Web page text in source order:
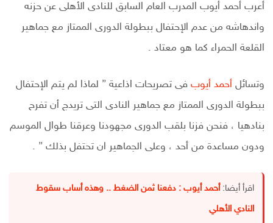
أعرب أحمد أيوب المدرب العام السابق للنادى الأهلى عن حزنه
واندهاشه من عدم الإحتفال ببطولة الدورى الممتاز مع جماهير
القلعة الحمراء كما هو معتاد .
وتسائل أحمد أيوب فى تصريحات اذاعية ” لماذا لم يتم الإحتفال
ببطولة الدورى الممتاز مع جماهير النادى التى تريدج أن تفرح
بنادهيا ، فنحن فزنا بلقب الدورى مجهودنا وعرقنا طوال الموسم
ودون مساعدة من أحد ، وعلى الجماهير ان تحتفل بذلك ” .
اقرأ أيضا: أحمد أيوب : دفعنا ثمن الضغط .. وهذه أساب سقوط
النادي الأهلي